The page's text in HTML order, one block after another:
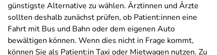
günstigste Alternative zu wählen. Ärztinnen und Ärzte
sollten deshalb zunächst prüfen, ob Patient:innen eine
Fahrt mit Bus und Bahn oder dem eigenen Auto
bewältigen können. Wenn dies nicht in Frage kommt,
können Sie als Patient:in Taxi oder Mietwagen nutzen. Zu